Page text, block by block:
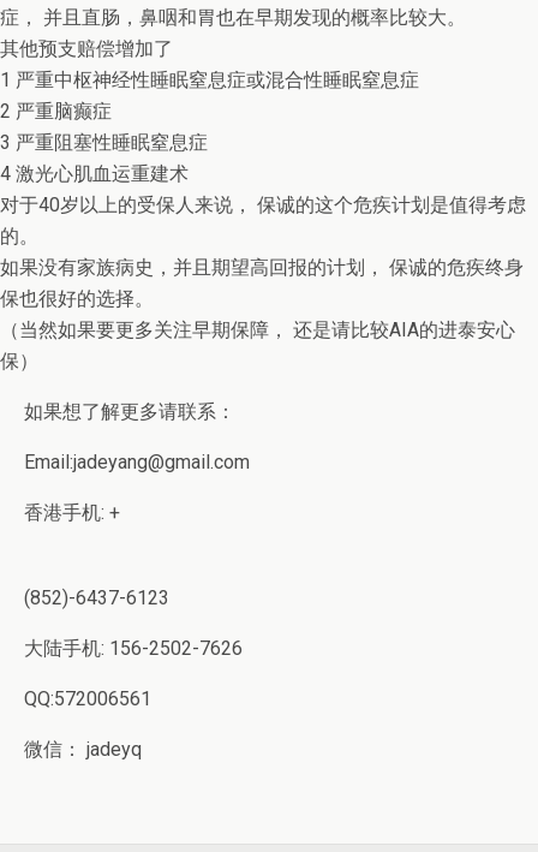
症， 并且直肠，鼻咽和胃也在早期发现的概率比较大。
其他预支赔偿增加了
1 严重中枢神经性睡眠窒息症或混合性睡眠窒息症
2 严重脑癫症
3 严重阻塞性睡眠窒息症
4 激光心肌血运重建术
对于40岁以上的受保人来说， 保诚的这个危疾计划是值得考虑
的。
如果没有家族病史，并且期望高回报的计划， 保诚的危疾终身
保也很好的选择。
（当然如果要更多关注早期保障， 还是请比较AIA的进泰安心
保）
如果想了解更多请联系：
Email:jadeyang@gmail.com
香港手机: +
(852)-6437-6123
大陆手机: 156-2502-7626
QQ:572006561
微信： jadeyq